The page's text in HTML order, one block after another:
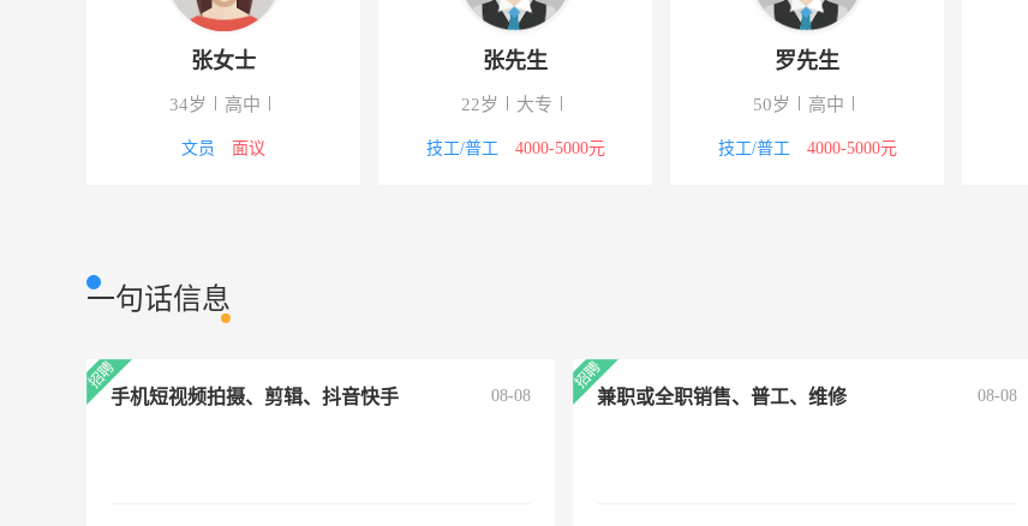
工程资料员 建筑房产 云南开洋科技有限公司
加油站站长 市场营销 云南强林石化集团有限公司
水电工程人员 其他类型 临沧瑞玺生物产业园开发有限公司
张女士
34岁 高中
文员 面议
张先生
22岁 大专
技工/普工 4000-5000元
罗先生
50岁 高中
技工/普工 4000-5000元
一句话信息
手机短视频拍摄、剪辑、抖音快手 08-08 兼职或全职销售、普工、维修 08-08